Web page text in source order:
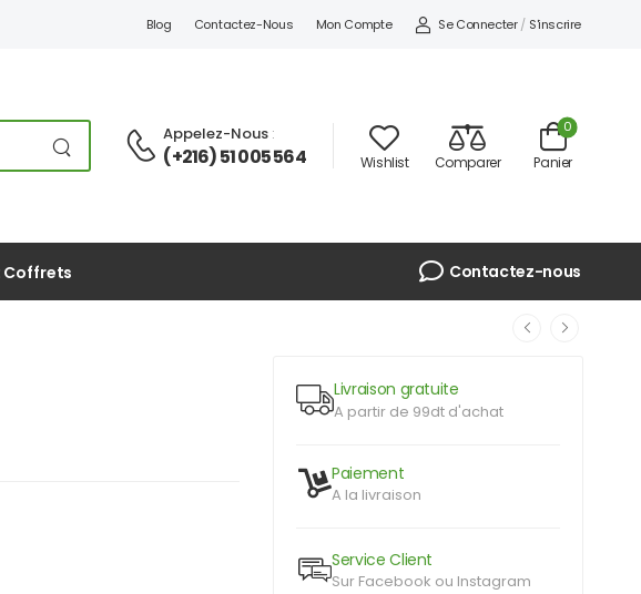
Blog Contactez-Nous Mon Compte Se Connecter / S'inscrire
Appelez-Nous :
(+216) 51 005 564 Wishlist Comparer Panier
0
Coffrets Contactez-nous
Livraison gratuite
A partir de 99dt d'achat
Paiement
A la livraison
Service Client
Sur Facebook ou Instagram